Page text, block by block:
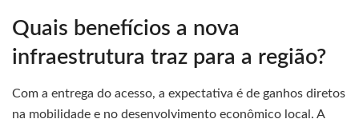
Quais benefícios a nova
infraestrutura traz para a região?
Com a entrega do acesso, a expectativa é de ganhos diretos
na mobilidade e no desenvolvimento econômico local. A